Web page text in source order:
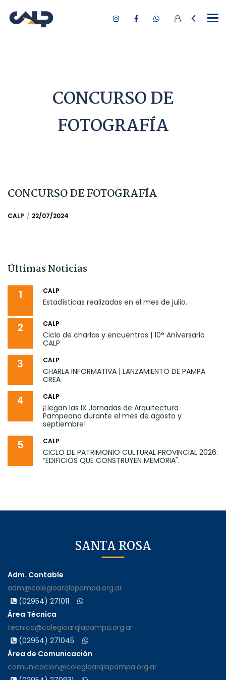
CONCURSO DE
FOTOGRAFÍA
CONCURSO DE FOTOGRAFÍA
CALP 22/07/2024
Últimas Noticias
1 CALP
Estadísticas realizadas en el mes de julio.
2 CALP
Ciclo de charlas y encuentros | 10° Aniversario
CALP
3 CALP
CHARLA INFORMATIVA | LANZAMIENTO DE PAMPA
CREA
4 CALP
¡Llegan las IX Jornadas de Arquitectura
Pampeana durante el mes de agosto y
septiembre!
5 CALP
CICLO DE PATRIMONIO CULTURAL PROVINCIAL 2026:
“EDIFICIOS QUE CONSTRUYEN MEMORIA".
SANTA ROSA
Adm. Contable
adm@colegioarqlapampa.org.ar
(02954) 271011
Área Técnica
tecnica@colegioarqlapampa.org.ar
(02954) 271045
Área de Comunicación
comunicacion@colegioarqlapampa.org.ar